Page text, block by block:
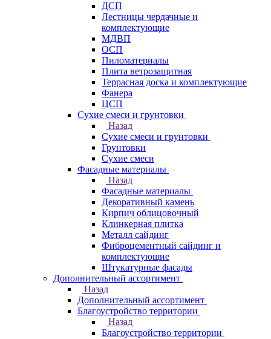
ДСП
Лестницы чердачные и
комплектующие
МДВП
ОСП
Пиломатериалы
Плита ветрозащитная
Террасная доска и комплектующие
Фанера
ЦСП
Сухие смеси и грунтовки
Назад
Сухие смеси и грунтовки
Грунтовки
Сухие смеси
Фасадные материалы
Назад
Фасадные материалы
Декоративный камень
Кирпич облицовочный
Клинкерная плитка
Металл сайдинг
Фиброцементный сайдинг и
комплектующие
Штукатурные фасады
Дополнительный ассортимент
Назад
Дополнительный ассортимент
Благоустройство территории
Назад
Благоустройство территории